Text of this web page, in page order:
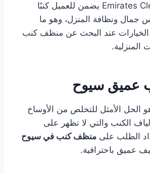
الاعتماد على Emirates Clean يضمن للعميل كنبًا
جمال ونظافة المنزل، وهو ما
عند البحث عن منظف كنب
عميق سيوح
الحل الأمثل للتخلص من الأوساخ
الكنب والتي لا تظهر على
الطلب على منظف كنب في سيوح
عميق باحترافية.